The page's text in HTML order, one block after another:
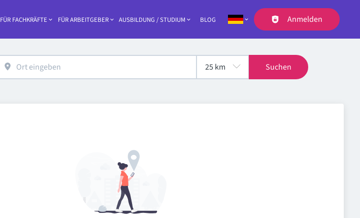
Haupt-Navigation
FÜR FACHKRÄFTE FÜR ARBEITGEBER AUSBILDUNG / STUDIUM BLOG Anmelden
Suchen